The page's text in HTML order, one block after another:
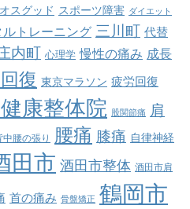
オスグッド スポーツ障害 ダイエット
ルトレーニング 三川町 代替
内町 心理学 慢性の痛み 成長
復 東京マラソン 疲労回復
康整体院 股関節痛 肩
中腰の張り 腰痛 膝痛 自律神経
田市 酒田市整体 酒田市肩
首の痛み 骨盤矯正 鶴岡市